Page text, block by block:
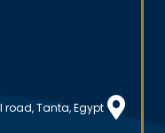
Tanta, Egypt